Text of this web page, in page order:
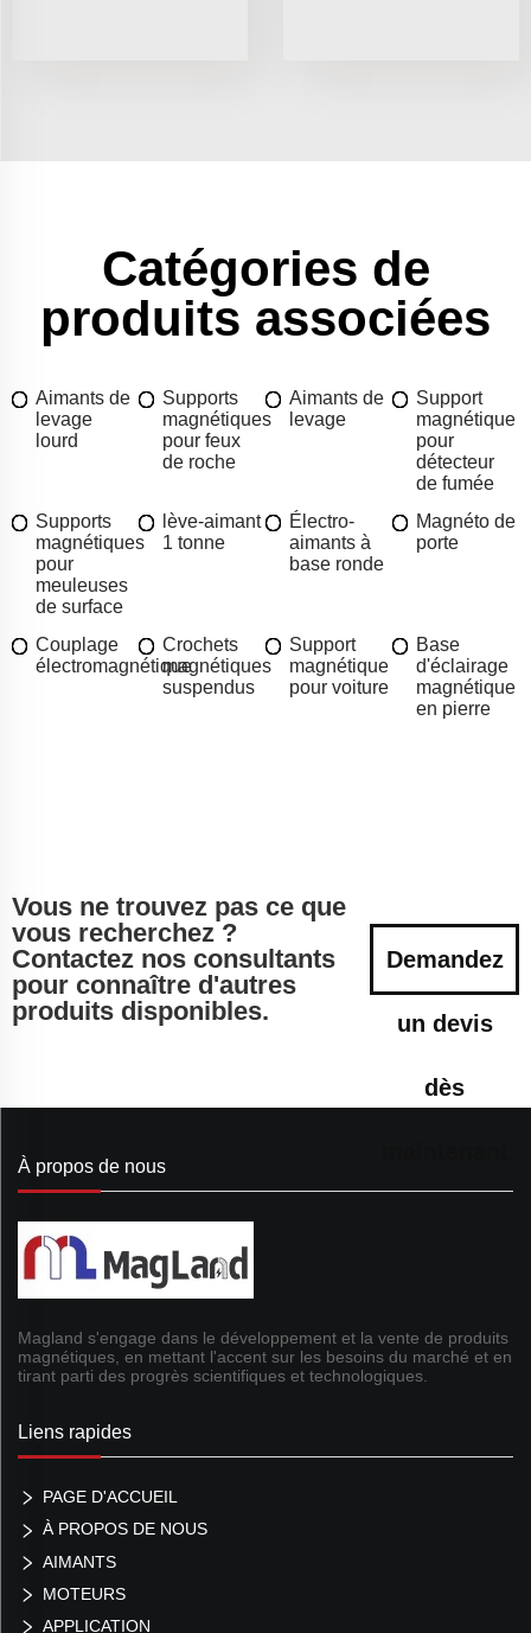
Catégories de
produits associées
Aimants de
levage
lourd
Supports
magnétiques
pour feux
de roche
Aimants de
levage
Support
magnétique
pour
détecteur
de fumée
Supports
magnétiques
pour
meuleuses
de surface
lève-aimant
1 tonne
Électro-
aimants à
base ronde
Magnéto de
porte
Couplage
électromagnétique
Crochets
magnétiques
suspendus
Support
magnétique
pour voiture
Base
d'éclairage
magnétique
en pierre
Vous ne trouvez pas ce que
vous recherchez ?
Contactez nos consultants
pour connaître d'autres
produits disponibles.
Demandez
un devis
dès
À propos de nous
Magland s'engage dans le développement et la vente de produits
magnétiques, en mettant l'accent sur les besoins du marché et en
tirant parti des progrès scientifiques et technologiques.
Liens rapides
PAGE D'ACCUEIL
À PROPOS DE NOUS
AIMANTS
MOTEURS
APPLICATION